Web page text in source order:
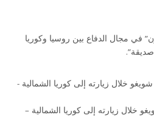
في مجال الدفاع بين روسيا وكوريا
صديقة”.
خلال زيارته إلى كوريا الشمالية –